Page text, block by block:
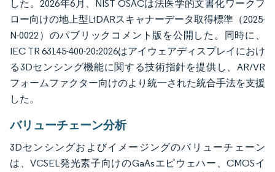
した。2026年6月、NIST OSACは法医学的文書化ワークフ
ロー向けの地上型LiDARスキャナーデータ取得標準（2025-
N-0022）のパブリックコメント版を公開した。同時に、
IEC TR 63145-400-20:2026はアイウェアディスプレイにおけ
る3Dセンシング機能に関する技術指針を提供し、AR/VR
フォームファクター向けのより統一された統合手法を支援
した。
バリューチェーン分析
3Dセンシングおよびイメージングのバリューチェーン
は、VCSEL発光素子向けのGaAsエピウェハー、CMOSイ